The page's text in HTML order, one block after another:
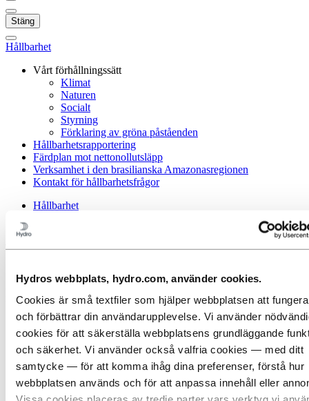
Hydros webbplats, hydro.com, använder cookies.
Cookies är små textfiler som hjälper webbplatsen att
och förbättrar din användarupplevelse. Vi använder
cookies för att säkerställa webbplatsens grundläggande
och säkerhet. Vi använder också valfria cookies — med ditt
samtycke — för att komma ihåg dina preferenser, förstå hur
webbplatsen används och för att anpassa innehåll eller
Stäng
Hållbarhet
Vårt förhållningssätt
Klimat
Naturen
Socialt
Styrning
Förklaring av gröna påståenden
Hållbarhetsrapportering
Färdplan mot nettonollutsläpp
Verksamhet i den brasilianska Amazonasregionen
Kontakt för hållbarhetsfrågor
Hållbarhet
Vårt förhållningssätt
Banbrytande i den gröna omställningen av aluminium, driven av
förnybar energi.